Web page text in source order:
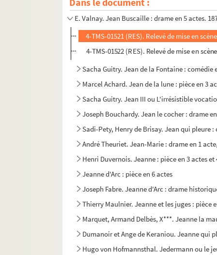
Auguste Vacquerie. Jean Baudry : drame en
E. Valnay. Jean Buscaille : drame en 5 actes.
4-TMS-01521 (RES). Relevé de mise en
4-TMS-01522 (RES). Relevé de mise en
Sacha Guitry. Jean de la Fontaine : comédie
Marcel Achard. Jean de la lune : pièce en 3
Sacha Guitry. Jean III ou L'irrésistible
Joseph Bouchardy. Jean le cocher : drame
Sadi-Pety, Henry de Brisay. Jean qui pleure :
André Theuriet. Jean-Marie : drame en 1
Henri Duvernois. Jeanne : pièce en 3 actes
Jeanne d'Arc : pièce en 6 actes
Joseph Fabre. Jeanne d'Arc : drame
Thierry Maulnier. Jeanne et les juges : pièce
Marquet, Armand Delbès, X***. Jeanne la
Dumanoir et Ange de Keraniou. Jeanne qui
Hugo von Hofmannsthal. Jedermann ou le